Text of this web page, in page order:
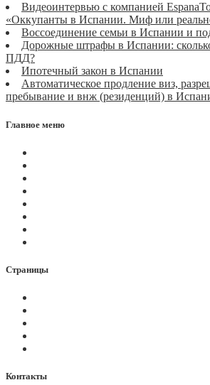
Видеоинтервью с компанией
«Оккупанты в Испании. Миф или
Воссоединение семьи в Испании и
Дорожные штрафы в Испании:
ПДД?
Ипотечный закон в Испании
Автоматическое продление виз,
пребывание и внж (резиденций) в
Главное меню
Страницы
Контакты